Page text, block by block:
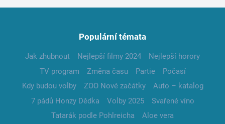
Populární témata
Jak zhubnout Nejlepší filmy 2024
Nejlepší horory
TV program
Změna času Partie
Počasí
Kdy budou volby
ZOO Nové začátky
Auto – katalog
7 pádů Honzy Dědka
Volby 2025
Svařené víno
Tatarák podle Pohlreicha
Aloe vera